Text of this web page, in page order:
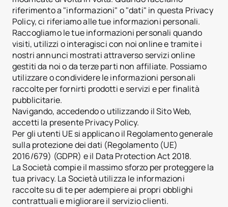
riferimento a "informazioni" o "dati" in questa Privacy
Policy, ci riferiamo alle tue informazioni personali.
Raccogliamo le tue informazioni personali quando
visiti, utilizzi o interagisci con noi online e tramite i
nostri annunci mostrati attraverso servizi online
gestiti da noi o da terze parti non affiliate. Possiamo
utilizzare o condividere le informazioni personali
raccolte per fornirti prodotti e servizi e per finalità
pubblicitarie.
Navigando, accedendo o utilizzando il Sito Web,
accetti la presente Privacy Policy.
Per gli utenti UE si applicano il Regolamento generale
sulla protezione dei dati (Regolamento (UE)
2016/679) (GDPR) e il Data Protection Act 2018.
La Società compie il massimo sforzo per proteggere la
tua privacy. La Società utilizza le informazioni
raccolte su di te per adempiere ai propri obblighi
contrattuali e migliorare il servizio clienti.